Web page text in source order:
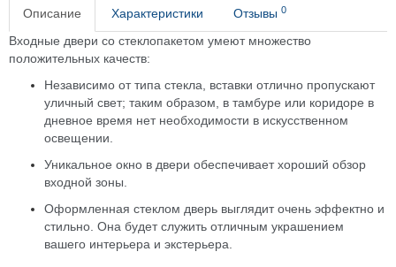
Описание Характеристики Отзывы 0
Входные двери со стеклопакетом умеют множество
положительных качеств:
Независимо от типа стекла, вставки отлично пропускают
уличный свет; таким образом, в тамбуре или коридоре в
дневное время нет необходимости в искусственном
освещении.
Уникальное окно в двери обеспечивает хороший обзор
входной зоны.
Оформленная стеклом дверь выглядит очень эффектно и
стильно. Она будет служить отличным украшением
вашего интерьера и экстерьера.